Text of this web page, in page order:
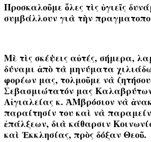
Προσκαλοῦμε ὅλες τὶς ὑγιεῖς
συμβάλλουν γιὰ τὴν
Μὲ τὶς σκέψεις αὐτές, σήμερα,
δύναμι ἀπὸ τὰ μηνύματα
φορέων μας, τολμοῦμε νὰ
Σεβασμιώτατόν μας
Αἰγιαλείας κ. ἈΜβρόσιον νὰ
παραίτησίν του καὶ νὰ
ἐπάλξεων, διὰ κάθαρσιν
καὶ Ἐκκλησίας, πρὸς δόξαν Θεοῦ.